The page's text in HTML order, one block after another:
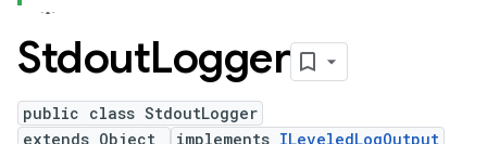
StdoutLogger
public class StdoutLogger
extends Object
implements ILeveledLogOutput